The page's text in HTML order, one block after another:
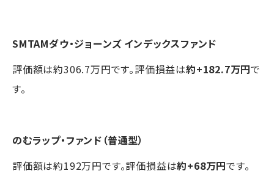
SMTAMダウ・ジョーンズ インデックスファンド
評価額は約306.7万円です。評価損益は約+182.7万円で
す。
のむラップ・ファンド（普通型）
評価額は約192万円です。評価損益は約+68万円です。